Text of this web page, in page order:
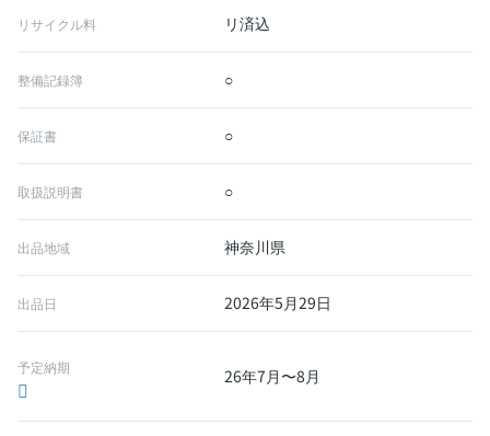
リサイクル料 リ済込
整備記録簿 ○
保証書 ○
取扱説明書 ○
出品地域 神奈川県
出品日 2026年5月29日
予定納期 26年7月〜8月